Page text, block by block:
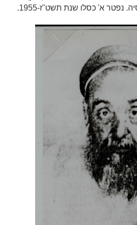
נפטר א' כסלו שנת תשט"ז-1955.